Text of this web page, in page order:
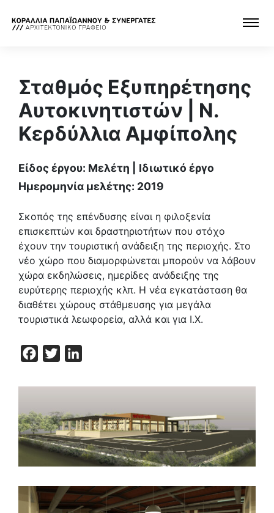
Σταθμός Εξυπηρέτησης
Αυτοκινητιστών | Ν.
Κερδύλλια Αμφίπολης
Είδος έργου: Μελέτη | Ιδιωτικό έργο
Ημερομηνία μελέτης: 2019
Σκοπός της επένδυσης είναι η φιλοξενία
επισκεπτών και δραστηριοτήτων που στόχο
έχουν την τουριστική ανάδειξη της περιοχής. Στο
νέο χώρο που διαμορφώνεται μπορούν να λάβουν
χώρα εκδηλώσεις, ημερίδες ανάδειξης της
ευρύτερης περιοχής κλπ. Η νέα εγκατάσταση θα
διαθέτει χώρους στάθμευσης για μεγάλα
τουριστικά λεωφορεία, αλλά και για Ι.Χ.
Facebook
Twitter